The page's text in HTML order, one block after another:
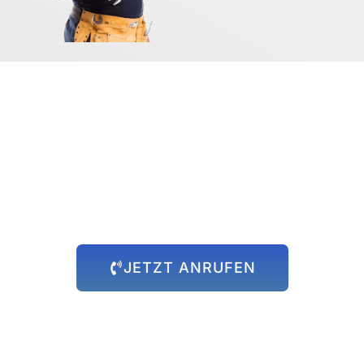
JETZT ANRUFEN